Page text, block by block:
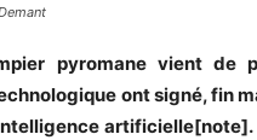
pyromane vient
ont signé, fin